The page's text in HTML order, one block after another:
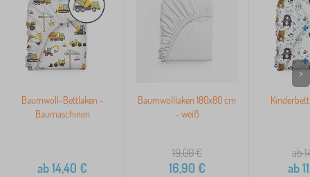
Baumwoll-Bettlaken -
Baumaschinen
ab14,40 €
Baumwolllaken 180x80 cm
– weiß
19,00€
16,90 €
ab
ab
>